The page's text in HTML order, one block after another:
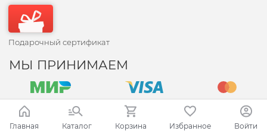
Подарочный сертификат
МЫ ПРИНИМАЕМ
Главная Каталог Корзина Избранное Войти